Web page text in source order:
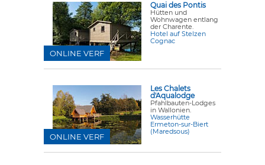
Quai des Pontis
Hütten und
Wohnwagen entlang
der Charente.
Hotel auf Stelzen
Cognac
ONLINE VERF
Les Chalets
d'Aqualodge
Pfahlbauten-Lodges
in Wallonien.
Wasserhütte
Ermeton-sur-Biert
(Maredsous)
ONLINE VERF